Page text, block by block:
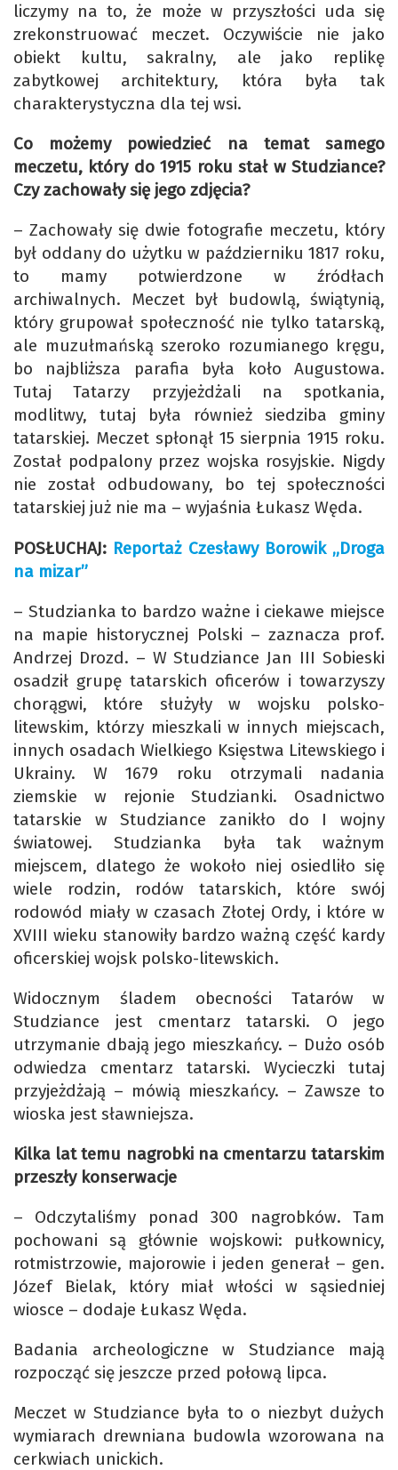
liczymy na to, że może w przyszłości uda się
zrekonstruować meczet. Oczywiście nie jako
obiekt kultu, sakralny, ale jako replikę
zabytkowej architektury, która była tak
charakterystyczna dla tej wsi.
Co możemy powiedzieć na temat samego
meczetu, który do 1915 roku stał w Studziance?
Czy zachowały się jego zdjęcia?
– Zachowały się dwie fotografie meczetu, który
był oddany do użytku w październiku 1817 roku,
to mamy potwierdzone w źródłach
archiwalnych. Meczet był budowlą, świątynią,
który grupował społeczność nie tylko tatarską,
ale muzułmańską szeroko rozumianego kręgu,
bo najbliższa parafia była koło Augustowa.
Tutaj Tatarzy przyjeżdżali na spotkania,
modlitwy, tutaj była również siedziba gminy
tatarskiej. Meczet spłonął 15 sierpnia 1915 roku.
Został podpalony przez wojska rosyjskie. Nigdy
nie został odbudowany, bo tej społeczności
tatarskiej już nie ma – wyjaśnia Łukasz Węda.
POSŁUCHAJ: Reportaż Czesławy Borowik „Droga
na mizar”
– Studzianka to bardzo ważne i ciekawe miejsce
na mapie historycznej Polski – zaznacza prof.
Andrzej Drozd. – W Studziance Jan III Sobieski
osadził grupę tatarskich oficerów i towarzyszy
chorągwi, które służyły w wojsku polsko-
litewskim, którzy mieszkali w innych miejscach,
innych osadach Wielkiego Księstwa Litewskiego i
Ukrainy. W 1679 roku otrzymali nadania
ziemskie w rejonie Studzianki. Osadnictwo
tatarskie w Studziance zanikło do I wojny
światowej. Studzianka była tak ważnym
miejscem, dlatego że wokoło niej osiedliło się
wiele rodzin, rodów tatarskich, które swój
rodowód miały w czasach Złotej Ordy, i które w
XVIII wieku stanowiły bardzo ważną część kardy
oficerskiej wojsk polsko-litewskich.
Widocznym śladem obecności Tatarów w
Studziance jest cmentarz tatarski. O jego
utrzymanie dbają jego mieszkańcy. – Dużo osób
odwiedza cmentarz tatarski. Wycieczki tutaj
przyjeżdżają – mówią mieszkańcy. – Zawsze to
wioska jest sławniejsza.
Kilka lat temu nagrobki na cmentarzu tatarskim
przeszły konserwacje
– Odczytaliśmy ponad 300 nagrobków. Tam
pochowani są głównie wojskowi: pułkownicy,
rotmistrzowie, majorowie i jeden generał – gen.
Józef Bielak, który miał włości w sąsiedniej
wiosce – dodaje Łukasz Węda.
Badania archeologiczne w Studziance mają
rozpocząć się jeszcze przed połową lipca.
Meczet w Studziance była to o niezbyt dużych
wymiarach drewniana budowla wzorowana na
cerkwiach unickich.